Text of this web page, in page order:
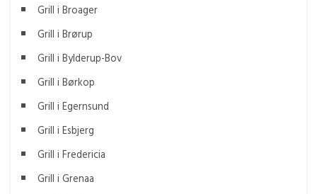
Grill i Broager
Grill i Brørup
Grill i Bylderup-Bov
Grill i Børkop
Grill i Egernsund
Grill i Esbjerg
Grill i Fredericia
Grill i Grenaa